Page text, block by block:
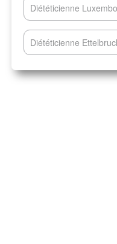
Diététicienne
Diététicienne